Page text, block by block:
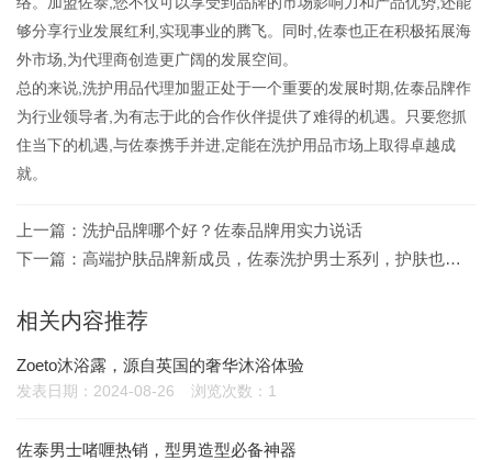
够分享行业发展红利,实现事业的腾飞。同时,佐泰也正在积极拓展海
外市场,为代理商创造更广阔的发展空间。
总的来说,洗护用品代理加盟正处于一个重要的发展时期,佐泰品牌作
为行业领导者,为有志于此的合作伙伴提供了难得的机遇。只要您抓
住当下的机遇,与佐泰携手并进,定能在洗护用品市场上取得卓越成
就。
上一篇： 洗护品牌哪个好？佐泰品牌用实力说话
下一篇： 高端护肤品牌新成员，佐泰洗护男士系列，护肤也高端！
相关内容推荐
Zoeto沐浴露，源自英国的奢华沐浴体验
发表日期：2024-08-26 浏览次数：1
佐泰男士啫喱热销，型男造型必备神器